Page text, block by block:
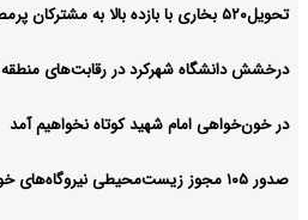
تحویل۵۲۰ بخاری با بازده بالا به مشترکان پرمصرف چهارمحال و بختیاری
درخشش دانشگاه شهرکرد در رقابت‌های منطقه ۶ کشور
در خون‌خواهی امام شهید کوتاه نخواهیم آمد
صدور ۱۰۵ مجوز زیست‌محیطی نیروگاه‌های خورشیدی چهارمحال‌وبختیاری